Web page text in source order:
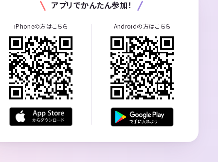
アプリでかんたん参加！
iPhoneの方はこちら Androidの方はこちら